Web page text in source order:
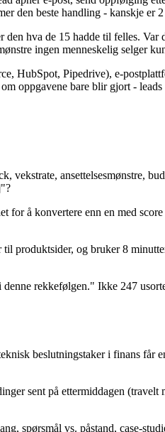
den beste handling - kanskje er
hva de 15 hadde til felles.
ingen menneskelig selger
HubSpot, Pipedrive), e-
oppgavene bare blir gjort -
ansettelsesmønstre,
å konvertere enn en med
produktsider, og bruker 8
rekkefølgen." Ikke 247
beslutningstaker i finans får
sent på ettermiddagen
spørsmål vs. påstand, case-